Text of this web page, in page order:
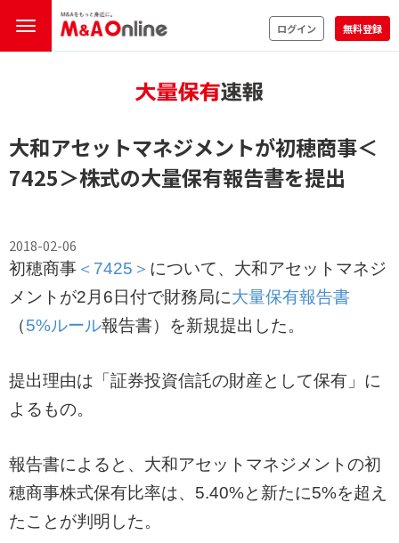
ログイン 無料登録
大和アセットマネジメントが初穂商事＜
7425＞株式の大量保有報告書を提出
2018-02-06
初穂商事 ＜7425＞ について、大和アセットマネジ
メントが2月6日付で財務局に大量保有報告書
（5%ルール報告書）を新規提出した。
提出理由は「証券投資信託の財産として保有」に
よるもの。
報告書によると、大和アセットマネジメントの初
穂商事株式保有比率は、5.40%と新たに5%を超え
たことが判明した。